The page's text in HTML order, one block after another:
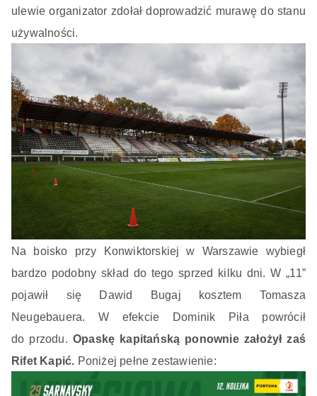
ulewie organizator zdołał doprowadzić murawę do stanu
używalności.
Na boisko przy Konwiktorskiej w Warszawie wybiegł
bardzo podobny skład do tego sprzed kilku dni. W „11”
pojawił się Dawid Bugaj kosztem Tomasza
Neugebauera. W efekcie Dominik Piła powrócił
do przodu. Opaskę kapitańską ponownie założył zaś
Rifet Kapić. Poniżej pełne zestawienie: